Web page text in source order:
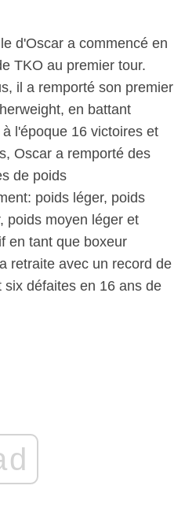
d'Oscar a commencé en
TKO au premier tour.
il a remporté son premier
en battant
l'époque 16 victoires et
Oscar a remporté des
de poids
poids léger, poids
poids moyen léger et
en tant que boxeur
retraite avec un record de
défaites en 16 ans de